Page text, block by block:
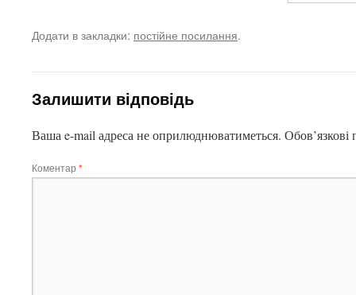
Додати в закладки: постійне посилання.
Залишити відповідь
Ваша e-mail адреса не оприлюднюватиметься. Обов’язкові
Коментар *